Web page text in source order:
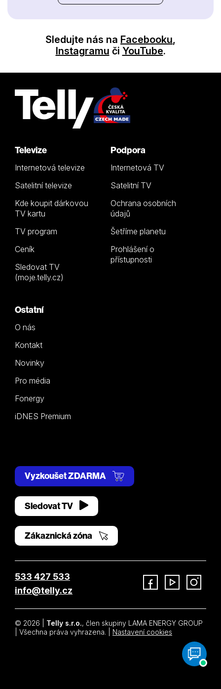
Sledujte nás na Facebooku,
Instagramu či YouTube.
Televize
Internetová televize
Satelitní televize
Kde koupit dárkovou
TV kartu
TV program
Ceník
Sledovat TV
(moje.telly.cz)
Podpora
Internetová TV
Satelitní TV
Ochrana osobních
údajů
Šetříme planetu
Prohlášení o
přístupnosti
Ostatní
O nás
Kontakt
Novinky
Pro média
Fonergy
iDNES Premium
Vyzkoušet ZDARMA
Sledovat TV
Zákaznická zóna
533 427 533
info@telly.cz
© 2026 | Telly s.r.o., člen skupiny LAMA ENERGY GROUP
| Všechna práva vyhrazena. | Nastavení cookies